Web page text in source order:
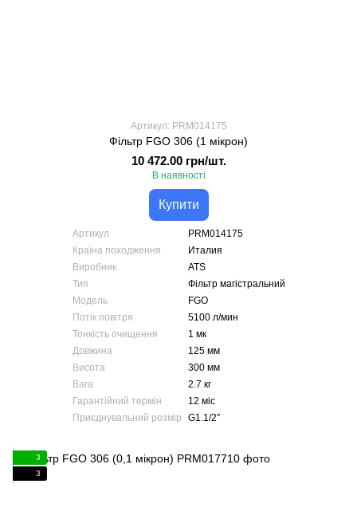
Артикул: PRM014175
Фільтр FGO 306 (1 мікрон)
10 472.00 грн/шт.
В наявності
Купити
Артикул
PRM014175
Країна походження
Италия
Виробник
ATS
Тип
Фільтр магістральний
Модель
FGO
Потік повітря
5100 л/мин
Тонкість очищення
1 мк
Довжина
125 мм
Висота
300 мм
Вага
2.7 кг
Гарантійний термін
12 міс
Приєднувальний розмір
G1.1/2″
3
3